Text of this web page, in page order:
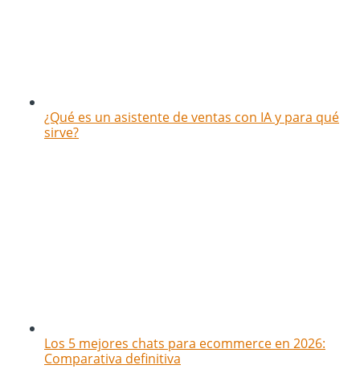
¿Qué es un asistente de ventas con IA y para qué
sirve?
Los 5 mejores chats para ecommerce en 2026:
Comparativa definitiva